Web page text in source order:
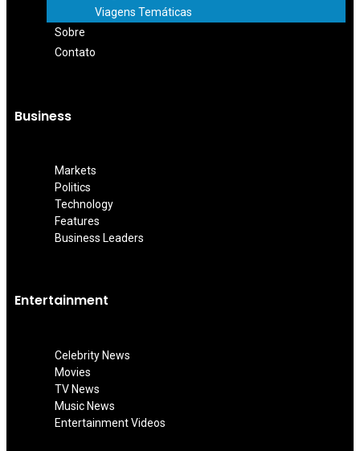
Viagens Temáticas
Sobre
Contato
Business
Markets
Politics
Technology
Features
Business Leaders
Entertainment
Celebrity News
Movies
TV News
Music News
Entertainment Videos